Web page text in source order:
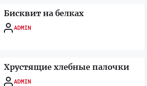
Бисквит на белках
ADMIN
Хрустящие хлебные палочки
ADMIN